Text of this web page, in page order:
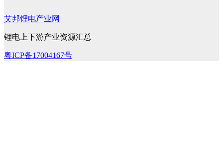
艾邦锂电产业网
锂电上下游产业资源汇总
粤ICP备17004167号